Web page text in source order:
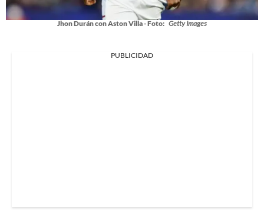
Jhon Durán con Aston Villa - Foto: Getty Images
PUBLICIDAD